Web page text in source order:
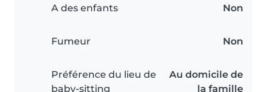
A des enfants Non
Fumeur Non
Préférence du lieu de
baby-sitting
Au domicile de
la famille